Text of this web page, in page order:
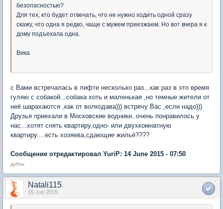
безопасностью?
Для тех, кто будет отвечать, что не нужно ходить одной сразу
скажу, что одна я редко, чаще с мужем приезжаем. Но вот вчера я к
дому подъехала одна.
Вика
с Вами встречалась в лифте несколько раз...как раз в это время
гуляю с собакой...собака хоть и маленькая ,но темные жители от
неё шарахаются ,как от волкодава))) встречу Вас ,если надо)))
Друзья приехали в Московские водники..очень понравилось у
нас...хотят снять квартиру,одно- или двухкомнатную
квартиру....есть хозяева,сдающие жильё????
Сообщение отредактировал YuriP: 14 June 2015 - 07:50
дубль
Natali115
15 Jun 2015